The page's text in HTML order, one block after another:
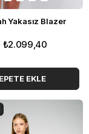
Yakasız Blazer
₺2.099,40
EKLE